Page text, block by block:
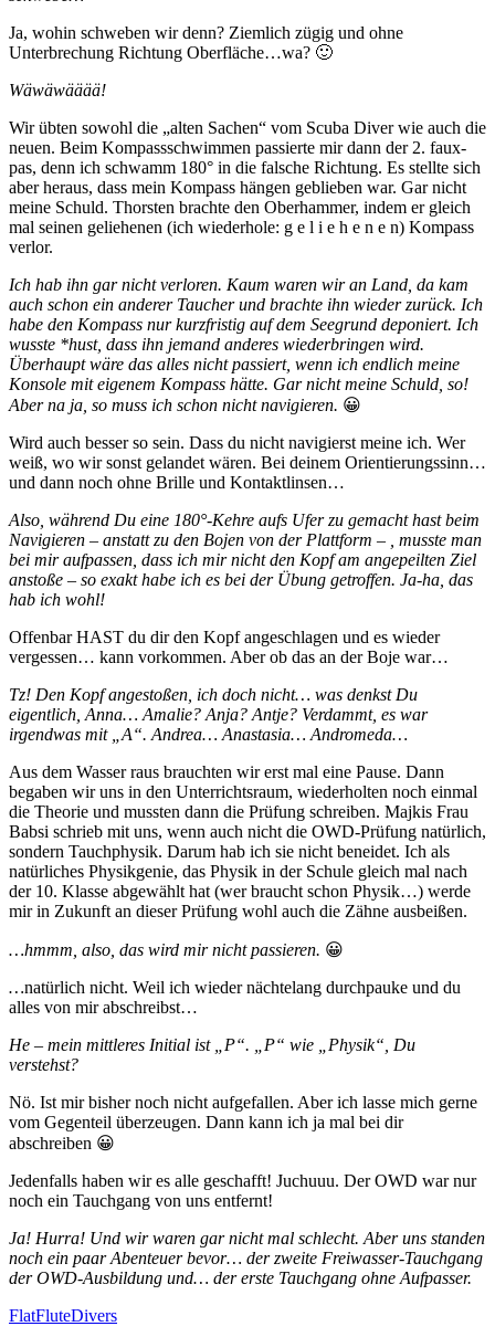
Ja, wohin schweben wir denn? Ziemlich zügig und ohne
Unterbrechung Richtung Oberfläche…wa? 🙂
Wäwäwääää!
Wir übten sowohl die „alten Sachen“ vom Scuba Diver wie auch die
neuen. Beim Kompassschwimmen passierte mir dann der 2. faux-
pas, denn ich schwamm 180° in die falsche Richtung. Es stellte sich
aber heraus, dass mein Kompass hängen geblieben war. Gar nicht
meine Schuld. Thorsten brachte den Oberhammer, indem er gleich
mal seinen geliehenen (ich wiederhole: g e l i e h e n e n) Kompass
verlor.
Ich hab ihn gar nicht verloren. Kaum waren wir an Land, da kam
auch schon ein anderer Taucher und brachte ihn wieder zurück. Ich
habe den Kompass nur kurzfristig auf dem Seegrund deponiert. Ich
wusste *hust, dass ihn jemand anderes wiederbringen wird.
Überhaupt wäre das alles nicht passiert, wenn ich endlich meine
Konsole mit eigenem Kompass hätte. Gar nicht meine Schuld, so!
Aber na ja, so muss ich schon nicht navigieren. 😀
Wird auch besser so sein. Dass du nicht navigierst meine ich. Wer
weiß, wo wir sonst gelandet wären. Bei deinem Orientierungssinn…
und dann noch ohne Brille und Kontaktlinsen…
Also, während Du eine 180°-Kehre aufs Ufer zu gemacht hast beim
Navigieren – anstatt zu den Bojen von der Plattform – , musste man
bei mir aufpassen, dass ich mir nicht den Kopf am angepeilten Ziel
anstoße – so exakt habe ich es bei der Übung getroffen. Ja-ha, das
hab ich wohl!
Offenbar HAST du dir den Kopf angeschlagen und es wieder
vergessen… kann vorkommen. Aber ob das an der Boje war…
Tz! Den Kopf angestoßen, ich doch nicht… was denkst Du
eigentlich, Anna… Amalie? Anja? Antje? Verdammt, es war
irgendwas mit „A“. Andrea… Anastasia… Andromeda…
Aus dem Wasser raus brauchten wir erst mal eine Pause. Dann
begaben wir uns in den Unterrichtsraum, wiederholten noch einmal
die Theorie und mussten dann die Prüfung schreiben. Majkis Frau
Babsi schrieb mit uns, wenn auch nicht die OWD-Prüfung natürlich,
sondern Tauchphysik. Darum hab ich sie nicht beneidet. Ich als
natürliches Physikgenie, das Physik in der Schule gleich mal nach
der 10. Klasse abgewählt hat (wer braucht schon Physik…) werde
mir in Zukunft an dieser Prüfung wohl auch die Zähne ausbeißen.
…hmmm, also, das wird mir nicht passieren. 😀
…natürlich nicht. Weil ich wieder nächtelang durchpauke und du
alles von mir abschreibst…
He – mein mittleres Initial ist „P“. „P“ wie „Physik“, Du
verstehst?
Nö. Ist mir bisher noch nicht aufgefallen. Aber ich lasse mich gerne
vom Gegenteil überzeugen. Dann kann ich ja mal bei dir
abschreiben 😀
Jedenfalls haben wir es alle geschafft! Juchuuu. Der OWD war nur
noch ein Tauchgang von uns entfernt!
Ja! Hurra! Und wir waren gar nicht mal schlecht. Aber uns standen
noch ein paar Abenteuer bevor… der zweite Freiwasser-Tauchgang
der OWD-Ausbildung und… der erste Tauchgang ohne Aufpasser.
FlatFluteDivers